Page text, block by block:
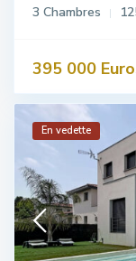
3 Chambres
395 000
En vedette